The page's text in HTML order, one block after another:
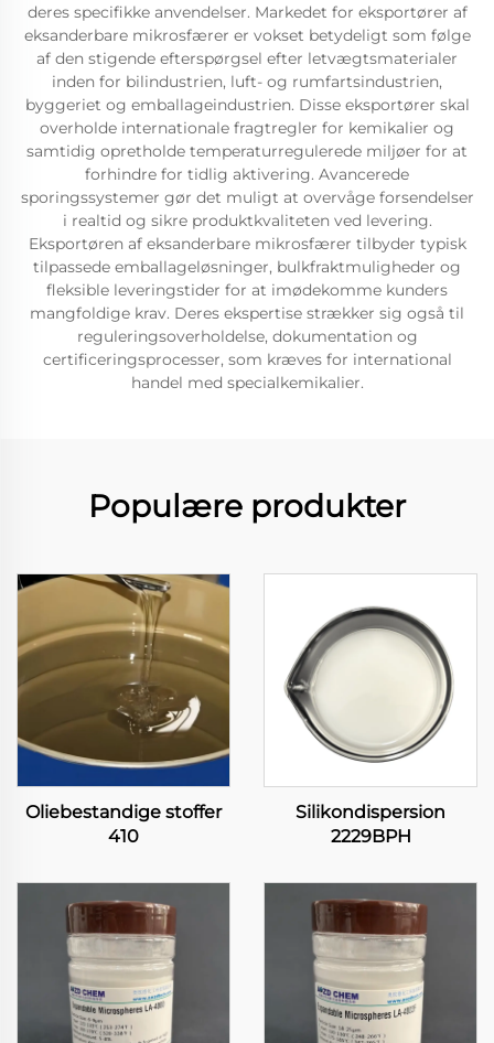
deres specifikke anvendelser. Markedet for eksportører af
eksanderbare mikrosfærer er vokset betydeligt som følge
af den stigende efterspørgsel efter letvægtsmaterialer
inden for bilindustrien, luft- og rumfartsindustrien,
byggeriet og emballageindustrien. Disse eksportører skal
overholde internationale fragtregler for kemikalier og
samtidig opretholde temperaturregulerede miljøer for at
forhindre for tidlig aktivering. Avancerede
sporingssystemer gør det muligt at overvåge forsendelser
i realtid og sikre produktkvaliteten ved levering.
Eksportøren af eksanderbare mikrosfærer tilbyder typisk
tilpassede emballageløsninger, bulkfraktmuligheder og
fleksible leveringstider for at imødekomme kunders
mangfoldige krav. Deres ekspertise strækker sig også til
reguleringsoverholdelse, dokumentation og
certificeringsprocesser, som kræves for international
handel med specialkemikalier.
Populære produkter
Oliebestandige stoffer
410
Silikondispersion
2229BPH